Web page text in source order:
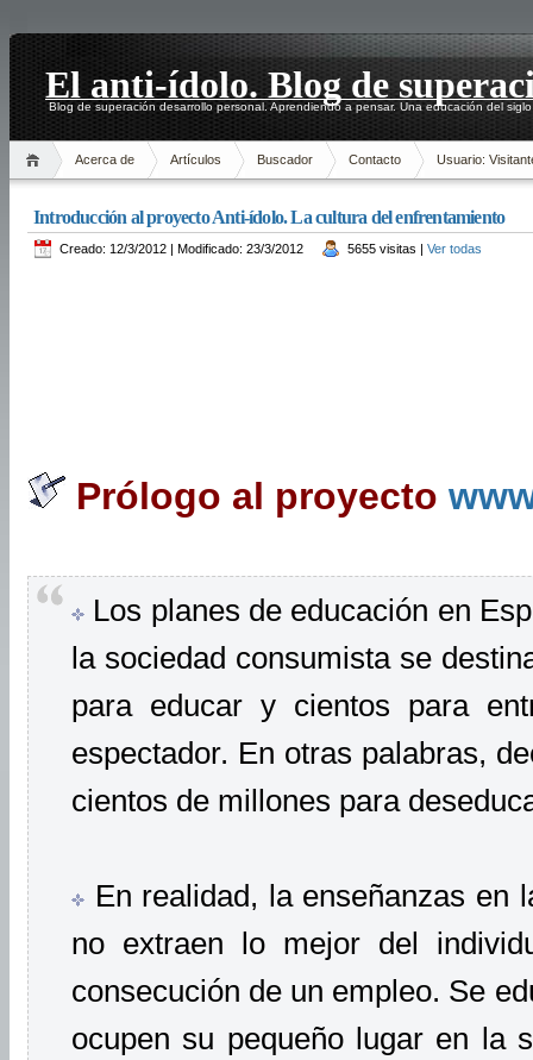
El anti-ídolo. Blog de
Blog de superación desarrollo personal. Aprendiendo a pensar. Una educación del
Acerca de Artículos Buscador Contacto Usuario:
Introducción al proyecto Anti-ídolo. La cultura del enfrentamiento
Creado: 12/3/2012 | Modificado: 23/3/2012 5655 visitas | Ver todas
Prólogo al proyecto
Los planes de educación en
la sociedad consumista se
para educar y cientos para
espectador. En otras palabras,
cientos de millones para
En realidad, la enseñanzas en
no extraen lo mejor del
consecución de un empleo. Se
ocupen su pequeño lugar en la